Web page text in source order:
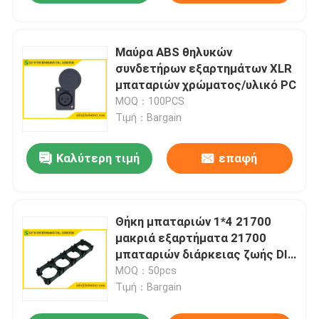
Μαύρα ABS θηλυκών
συνδετήρων εξαρτημάτων XLR
μπαταριών χρώματος/υλικό PC
MOQ：100PCS
Τιμή：Bargain
Καλύτερη τιμή επαφή
Θήκη μπαταριών 1*4 21700
μακριά εξαρτήματα 21700
μπαταριών διάρκειας ζωής DIY
πλήκτρων διαστήματος
MOQ：50pcs
Τιμή：Bargain